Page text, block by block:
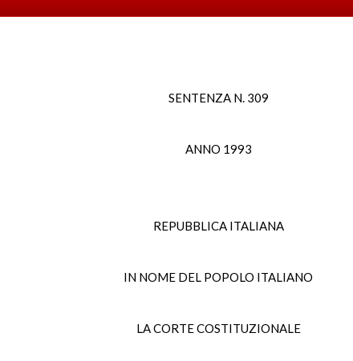
SENTENZA N. 309
ANNO 1993
REPUBBLICA ITALIANA
IN NOME DEL POPOLO ITALIANO
LA CORTE COSTITUZIONALE